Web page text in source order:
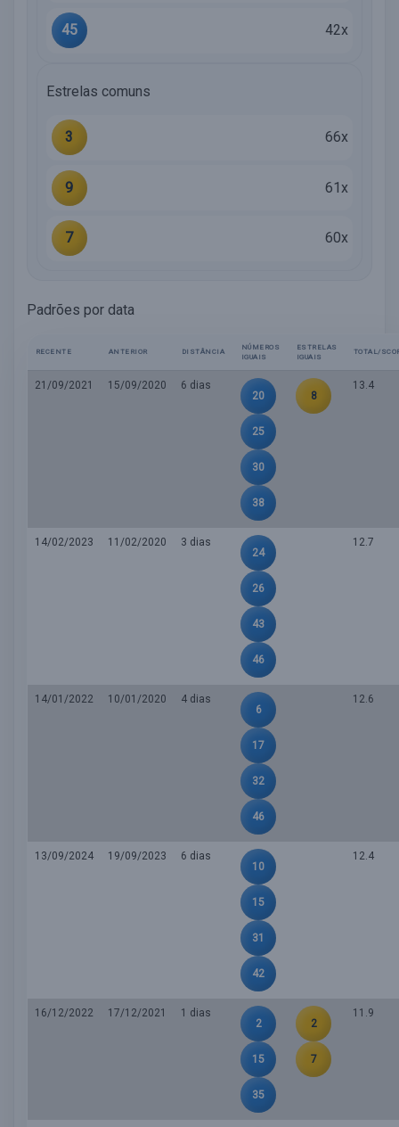
45 42x
Estrelas comuns
3 66x
9 61x
7 60x
Padrões por data
RECENTE ANTERIOR DISTÂNCIA
NÚMEROS
IGUAIS
ESTRELAS
IGUAIS
TOTAL/
21/09/2021 15/09/2020
6 dias
20
25
30
38
8
13.4
14/02/2023 11/02/2020
3 dias
24
26
43
46
12.7
14/01/2022 10/01/2020
4 dias
6
17
32
46
12.6
13/09/2024 19/09/2023
6 dias
10
15
31
42
12.4
16/12/2022 17/12/2021
1 dias
2
15
35
2
7
11.9